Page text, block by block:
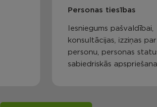
Personas tiesības
Iesniegums pašvaldībai,
konsultācijas, izziņas par
personu, personas
sabiedriskās